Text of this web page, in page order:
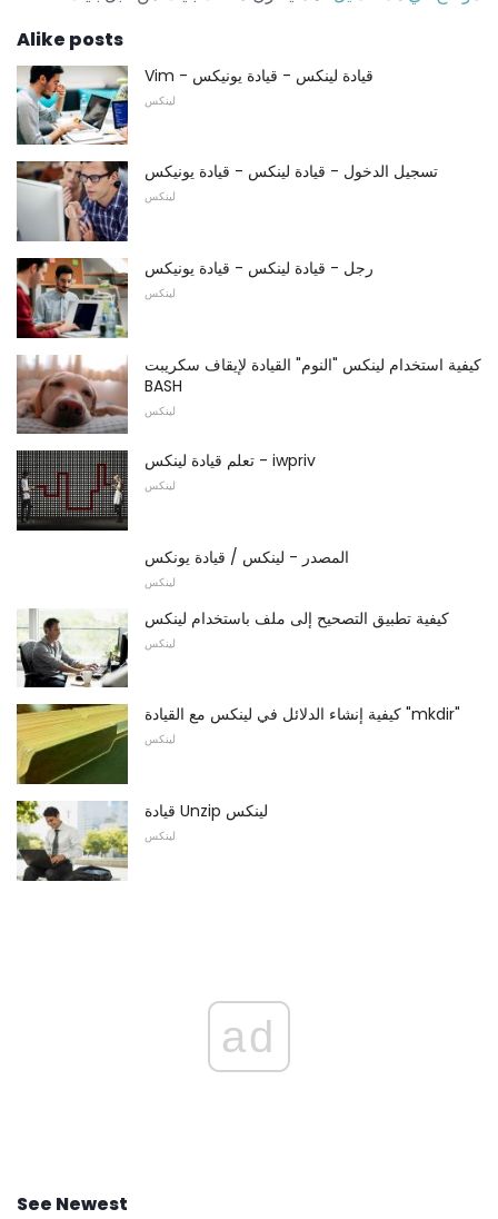
Alike posts
Vim - قيادة لينكس - قيادة يونيكس
لينكس
تسجيل الدخول - قيادة لينكس - قيادة يونيكس
لينكس
رجل - قيادة لينكس - قيادة يونيكس
لينكس
كيفية استخدام لينكس "النوم" القيادة لإيقاف سكريبت
BASH
لينكس
تعلم قيادة لينكس - iwpriv
لينكس
المصدر - لينكس / قيادة يونكس
لينكس
كيفية تطبيق التصحيح إلى ملف باستخدام لينكس
لينكس
كيفية إنشاء الدلائل في لينكس مع القيادة "mkdir"
لينكس
قيادة Unzip لينكس
لينكس
ad
See Newest